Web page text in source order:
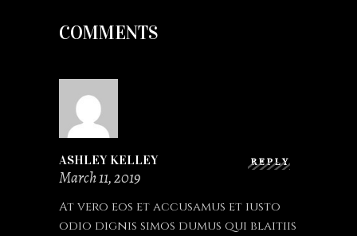
COMMENTS
ASHLEY KELLEY
March 11, 2019
REPLY
At vero eos et accusamus et iusto
odio dignis simos dumus qui blaitiis